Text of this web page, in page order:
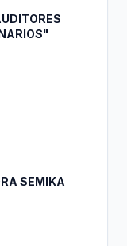
SEMIKA